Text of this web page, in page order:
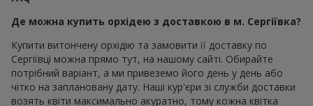
Де можна купить орхідею з доставкою в м. Сергіївка?
Купити витончену орхідію та замовити її доставку по
Сергіївці можна прямо тут, на нашому сайті. Обирайте
потрібний варіант, а ми привеземо його день у день або
чітко на заплановану дату. Наші кур'єри зі служби доставки
возять квіти максимально акуратно, тому кожна квітка